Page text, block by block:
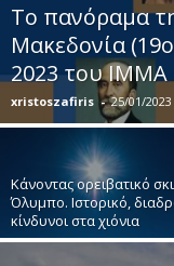
Το πανόραμα
Μακεδονία
2023 του ΙΜΜΑ
xristoszafiris - 25/01/2023
Κάνοντας ορειβατικό
Όλυμπο. Ιστορικό,
κίνδυνοι στα χιόνια